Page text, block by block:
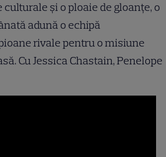
și o ploaie de gloanțe, o
adună o echipă
rivale pentru o misiune
Cu Jessica Chastain, Penelope